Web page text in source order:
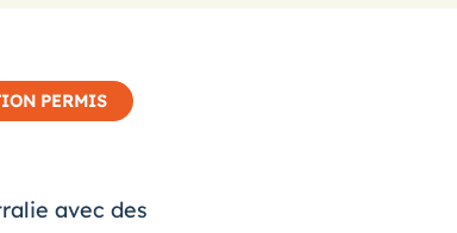
PERMIS
avec des